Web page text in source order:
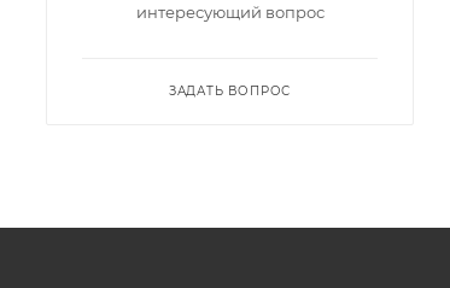
интересующий вопрос
ЗАДАТЬ ВОПРОС